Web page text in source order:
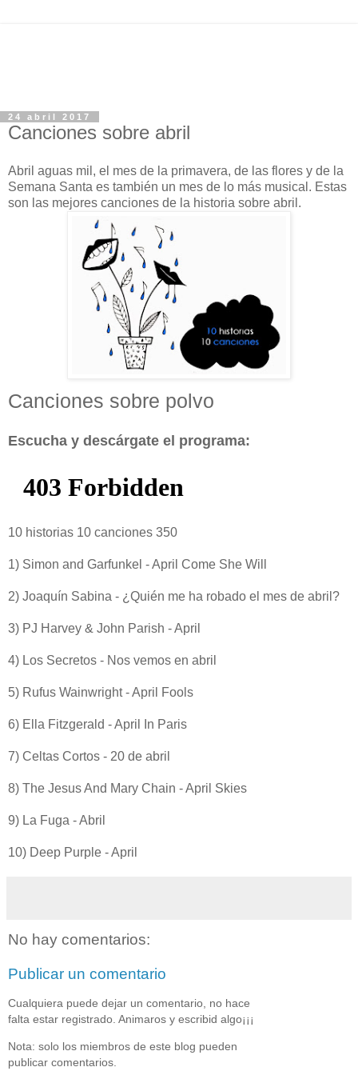
24 abril 2017
Canciones sobre abril
Abril aguas mil, el mes de la primavera, de las flores y de la
Semana Santa es también un mes de lo más musical. Estas
son las mejores canciones de la historia sobre abril.
Canciones sobre polvo
Escucha y descárgate el programa:
10 historias 10 canciones 350
1) Simon and Garfunkel - April Come She Will
2) Joaquín Sabina - ¿Quién me ha robado el mes de abril?
3) PJ Harvey & John Parish - April
4) Los Secretos - Nos vemos en abril
5) Rufus Wainwright - April Fools
6) Ella Fitzgerald - April In Paris
7) Celtas Cortos - 20 de abril
8) The Jesus And Mary Chain - April Skies
9) La Fuga - Abril
10) Deep Purple - April
No hay comentarios:
Publicar un comentario
Cualquiera puede dejar un comentario, no hace
falta estar registrado. Animaros y escribid algo¡¡¡
Nota: solo los miembros de este blog pueden
publicar comentarios.